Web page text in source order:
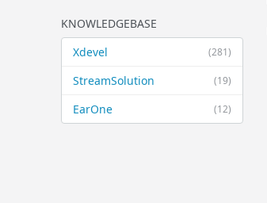
KNOWLEDGEBASE
(281)
Xdevel
(19)
StreamSolution
(12)
EarOne